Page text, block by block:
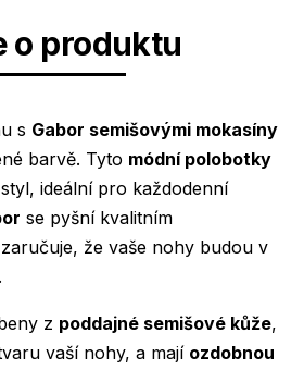
o produktu
s Gabor semišovými mokasíny
barvě. Tyto módní polobotky
ideální pro každodenní
se pyšní kvalitním
že vaše nohy budou v
z poddajné semišové kůže,
vaší nohy, a mají ozdobnou